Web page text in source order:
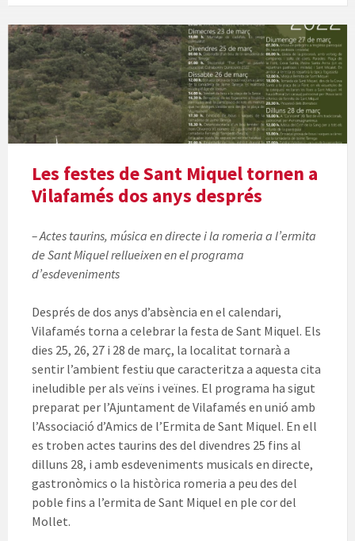
Les festes de Sant Miquel tornen a
Vilafamés dos anys després
– Actes taurins, música en directe i la romeria a l’ermita
de Sant Miquel rellueixen en el programa
d’esdeveniments
Després de dos anys d’absència en el calendari,
Vilafamés torna a celebrar la festa de Sant Miquel. Els
dies 25, 26, 27 i 28 de març, la localitat tornarà a
sentir l’ambient festiu que caracteritza a aquesta cita
ineludible per als veïns i veïnes. El programa ha sigut
preparat per l’Ajuntament de Vilafamés en unió amb
l’Associació d’Amics de l’Ermita de Sant Miquel. En ell
es troben actes taurins des del divendres 25 fins al
dilluns 28, i amb esdeveniments musicals en directe,
gastronòmics o la històrica romeria a peu des del
poble fins a l’ermita de Sant Miquel en ple cor del
Mollet.